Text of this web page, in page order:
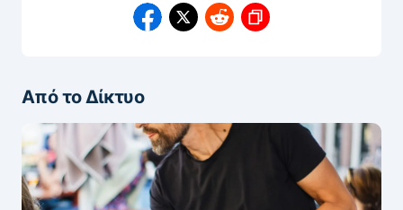
Από το Δίκτυο